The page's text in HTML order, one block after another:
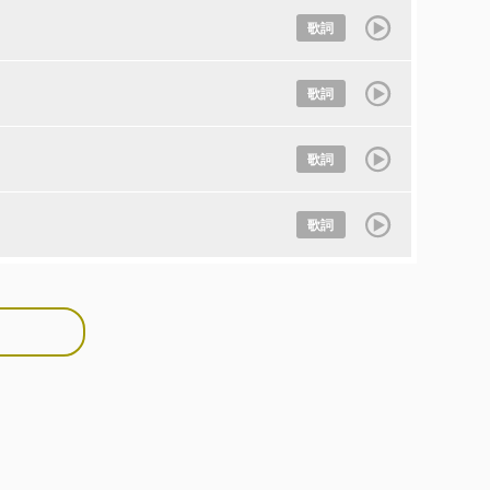
歌詞
歌詞
歌詞
歌詞